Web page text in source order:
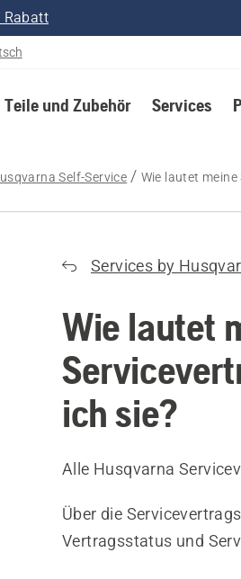
Rabatt
Teile und Zubehör Services
Self-Service Wie lautet
Services by
Wie lautet
ich sie?
Alle Husqvarna
Über die
Vertragsstatus und